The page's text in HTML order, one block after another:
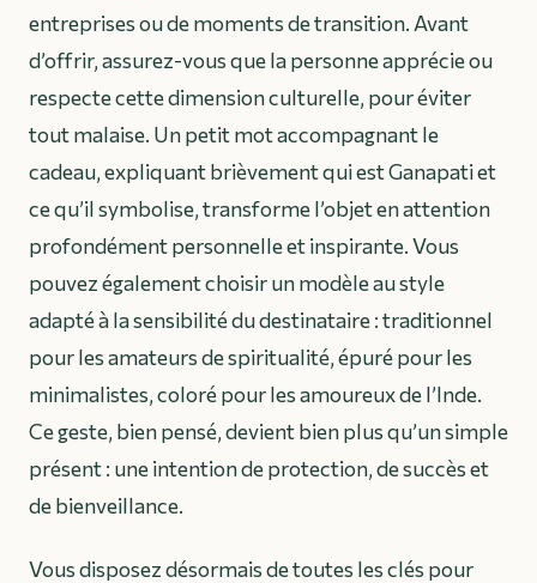
entreprises ou de moments de transition. Avant
d’offrir, assurez-vous que la personne apprécie ou
respecte cette dimension culturelle, pour éviter
tout malaise. Un petit mot accompagnant le
cadeau, expliquant brièvement qui est Ganapati et
ce qu’il symbolise, transforme l’objet en attention
profondément personnelle et inspirante. Vous
pouvez également choisir un modèle au style
adapté à la sensibilité du destinataire : traditionnel
pour les amateurs de spiritualité, épuré pour les
minimalistes, coloré pour les amoureux de l’Inde.
Ce geste, bien pensé, devient bien plus qu’un simple
présent : une intention de protection, de succès et
de bienveillance.
Vous disposez désormais de toutes les clés pour